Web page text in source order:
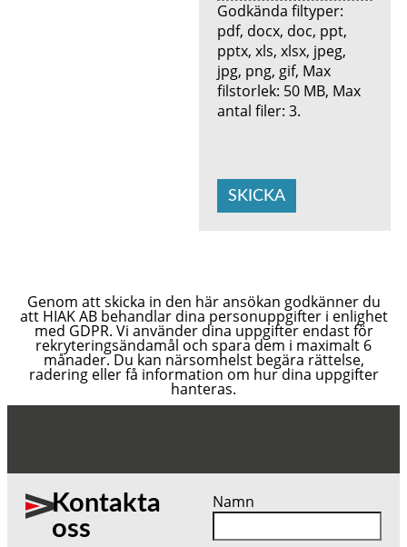
Godkända filtyper:
pdf, docx, doc, ppt,
pptx, xls, xlsx, jpeg,
jpg, png, gif, Max
filstorlek: 50 MB, Max
antal filer: 3.
SKICKA
Genom att skicka in den här ansökan godkänner du
att HIAK AB behandlar dina personuppgifter i enlighet
med GDPR. Vi använder dina uppgifter endast för
rekryteringsändamål och spara dem i maximalt 6
månader. Du kan närsomhelst begära rättelse,
radering eller få information om hur dina uppgifter
hanteras.
Kontakta
oss
Namn